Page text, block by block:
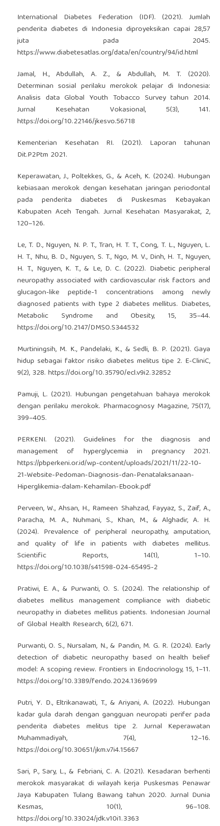
International Diabetes Federation (IDF). (2021). Jumlah
penderita diabetes di Indonesia diproyeksikan capai 28,57
juta pada 2045.
https://www.diabetesatlas.org/data/en/country/94/id.html
Jamal, H., Abdullah, A. Z., & Abdullah, M. T. (2020).
Determinan sosial perilaku merokok pelajar di Indonesia:
Analisis data Global Youth Tobacco Survey tahun 2014.
Jurnal Kesehatan Vokasional, 5(3), 141.
https://doi.org/10.22146/jkesvo.56718
Kementerian Kesehatan RI. (2021). Laporan tahunan
Dit.P2Ptm 2021.
Keperawatan, J., Poltekkes, G., & Aceh, K. (2024). Hubungan
kebiasaan merokok dengan kesehatan jaringan periodontal
pada penderita diabetes di Puskesmas Kebayakan
Kabupaten Aceh Tengah. Jurnal Kesehatan Masyarakat, 2,
120–126.
Le, T. D., Nguyen, N. P. T., Tran, H. T. T., Cong, T. L., Nguyen, L.
H. T., Nhu, B. D., Nguyen, S. T., Ngo, M. V., Dinh, H. T., Nguyen,
H. T., Nguyen, K. T., & Le, D. C. (2022). Diabetic peripheral
neuropathy associated with cardiovascular risk factors and
glucagon-like peptide-1 concentrations among newly
diagnosed patients with type 2 diabetes mellitus. Diabetes,
Metabolic Syndrome and Obesity, 15, 35–44.
https://doi.org/10.2147/DMSO.S344532
Murtiningsih, M. K., Pandelaki, K., & Sedli, B. P. (2021). Gaya
hidup sebagai faktor risiko diabetes melitus tipe 2. E-CliniC,
9(2), 328. https://doi.org/10.35790/ecl.v9i2.32852
Pamuji, L. (2021). Hubungan pengetahuan bahaya merokok
dengan perilaku merokok. Pharmacognosy Magazine, 75(17),
399–405.
PERKENI. (2021). Guidelines for the diagnosis and
management of hyperglycemia in pregnancy 2021.
https://pbperkeni.or.id/wp-content/uploads/2021/11/22-10-
21-Website-Pedoman-Diagnosis-dan-Penatalaksanaan-
Hiperglikemia-dalam-Kehamilan-Ebook.pdf
Perveen, W., Ahsan, H., Rameen Shahzad, Fayyaz, S., Zaif, A.,
Paracha, M. A., Nuhmani, S., Khan, M., & Alghadir, A. H.
(2024). Prevalence of peripheral neuropathy, amputation,
and quality of life in patients with diabetes mellitus.
Scientific Reports, 14(1), 1–10.
https://doi.org/10.1038/s41598-024-65495-2
Pratiwi, E. A., & Purwanti, O. S. (2024). The relationship of
diabetes mellitus management compliance with diabetic
neuropathy in diabetes mellitus patients. Indonesian Journal
of Global Health Research, 6(2), 671.
Purwanti, O. S., Nursalam, N., & Pandin, M. G. R. (2024). Early
detection of diabetic neuropathy based on health belief
model: A scoping review. Frontiers in Endocrinology, 15, 1–11.
https://doi.org/10.3389/fendo.2024.1369699
Putri, Y. D., Eltrikanawati, T., & Ariyani, A. (2022). Hubungan
kadar gula darah dengan gangguan neuropati perifer pada
penderita diabetes melitus tipe 2. Jurnal Keperawatan
Muhammadiyah, 7(4), 12–16.
https://doi.org/10.30651/jkm.v7i4.15667
Sari, P., Sary, L., & Febriani, C. A. (2021). Kesadaran berhenti
merokok masyarakat di wilayah kerja Puskesmas Penawar
Jaya Kabupaten Tulang Bawang tahun 2020. Jurnal Dunia
Kesmas, 10(1), 96–108.
https://doi.org/10.33024/jdk.v10i1.3363